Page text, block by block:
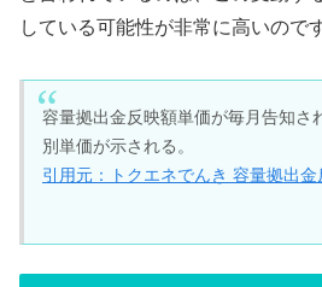
している可能性が非常に高いのです
容量拠出金反映額単価が毎月告知さ
別単価が示される。
引用元：トクエネでんき 容量拠出